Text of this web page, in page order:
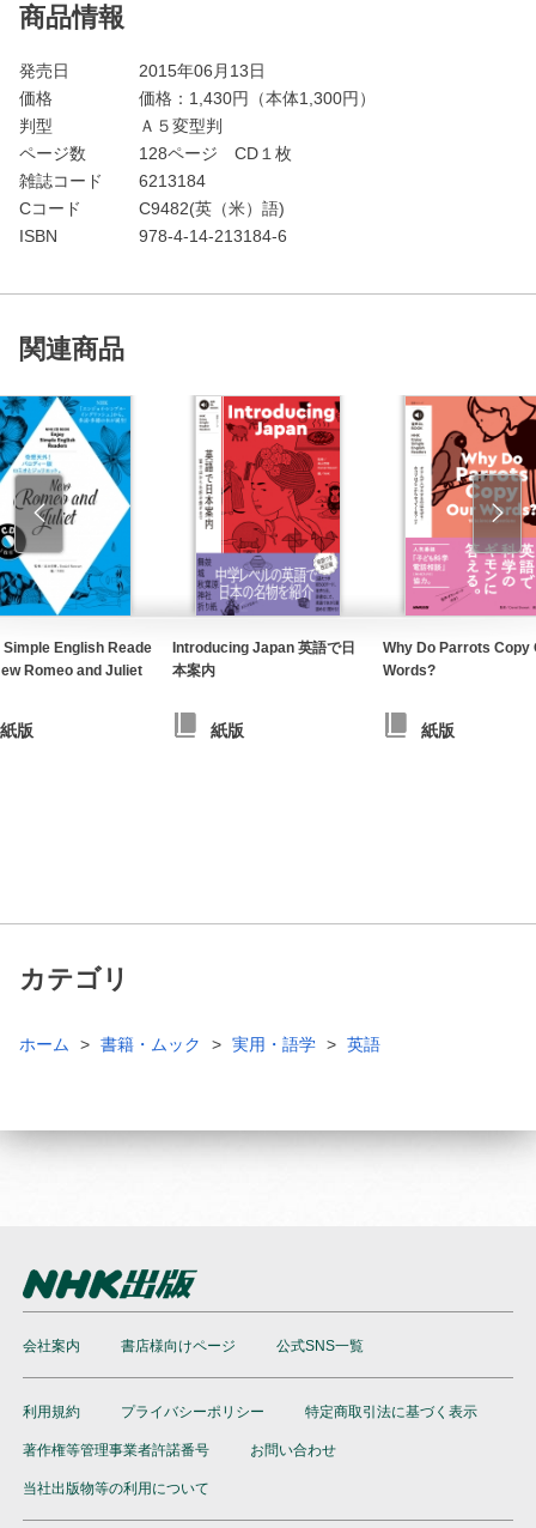
商品情報
発売日
2015年06月13日
価格
価格： 1,430円（本体1,300円）
判型
Ａ５変型判
ページ数
128ページ CD１枚
雑誌コード
6213184
Cコード
C9482(英（米）語)
ISBN
978-4-14-213184-6
関連商品
Simple English Reade
Romeo and Juliet
紙版
Introducing Japan 英語で日
本案内
紙版
Why Do Parrots Copy
Words?
紙版
カテゴリ
ホーム 書籍・ムック 実用・語学 英語
会社案内 書店様向けページ 公式SNS一覧
利用規約 プライバシーポリシー 特定商取引法に基づく表示
著作権等管理事業者許諾番号 お問い合わせ
当社出版物等の利用について